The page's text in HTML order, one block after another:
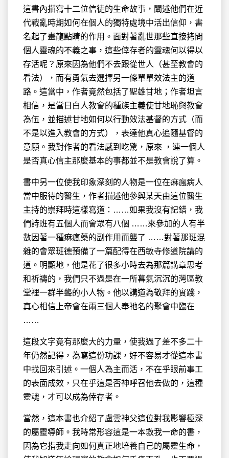
這書內描寫十二位信徒的生命故事，闡述他們在近
代戰亂時期如何在個人的獨特處境中活出信仰，書
名起了畫龍點睛的作用。面對著亂世那些直接拷問
個人靈魂的不義之事，這些倖存者的靈魂何以得以
存活呢？原來因為他們不去跟從世人（甚至教會的
看法），而有勇氣去選擇另一條單單效法主的道
路。這當中，作者竟然包括了聖雄甘地；作者坦言
相信，是當日白人教會的種族主義使甘地恥與教會
為伍，並描述甘地如何以行動效法基督的方式（而
不是以進入教會的方式），表達他真心追隨基督的
意願。我對作者的看法感到吃驚，原來 ，連一個人
是否真心信主那麼基本的事都並不是教會說了算。
書中另一位使我印象深刻的人物是一位在痳瘋病人
當中服待的醫生，作者描述他參與某天由這位醫生
主持的崇拜時這樣寫道：……如果我沒有記錯，我
們詩班有五個人而會眾有八個 ……來參加的人有半
數因著一種痳瘋藥的副作用而聾了 ……對著那班混
雜的會眾班德預備了一篇配得在西敏寺修道院講的
道。明顯地，他是花了很多小時去為那篇講章思考
和祈禱的，我們只不過是在一所暮氣沉沉的灣區教
堂裡一群半聾的小人物。他以講道為敬拜的實踐，
真心相信上帝會在兩三個人奉衪名的聚會中臨在
……
這段文字竟有那麼大的力量，使我過了差不多二十
年仍然記得，為寫這份功課，好不容易才從這本書
中找回來引述。一個人為主而活，不在乎眼前事工
的表面成效，只在乎這是否神呼召他去做的，這種
靈魂，才可以成為倖存者。
當然，這本書也介紹了盧雲神父這位對我影響極深
的屬靈導師。我時常形容這是一本救我一命的書，
因為它指我走向如何真正地培養自己的屬靈生命，